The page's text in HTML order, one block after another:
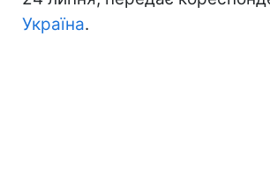
Україна.